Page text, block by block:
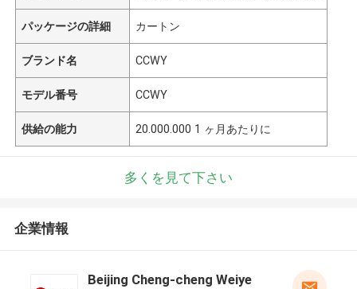
パッケージの詳細 カートン
ブランド名 CCWY
モデル番号 CCWY
供給の能力 20.000.000 1 ヶ月あたりに
多くを見て下さい
企業情報
Beijing Cheng-cheng Weiye